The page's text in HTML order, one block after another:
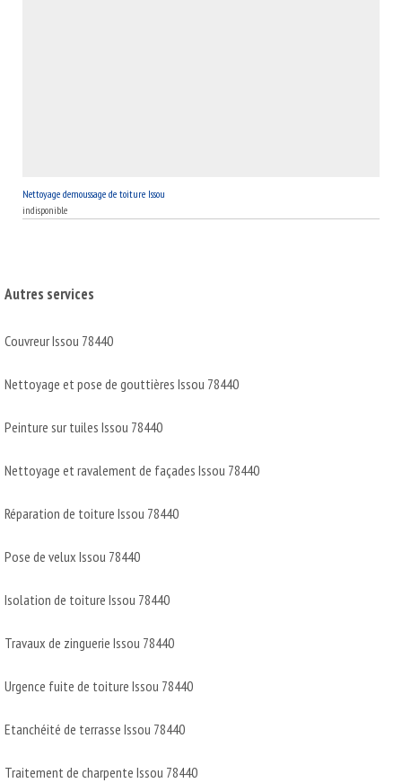
Nettoyage demoussage de toiture Issou
indisponible
Autres services
Couvreur Issou 78440
Nettoyage et pose de gouttières Issou 78440
Peinture sur tuiles Issou 78440
Nettoyage et ravalement de façades Issou 78440
Réparation de toiture Issou 78440
Pose de velux Issou 78440
Isolation de toiture Issou 78440
Travaux de zinguerie Issou 78440
Urgence fuite de toiture Issou 78440
Etanchéité de terrasse Issou 78440
Traitement de charpente Issou 78440